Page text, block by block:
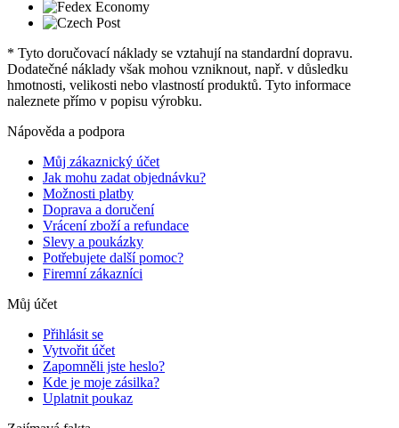
* Tyto doručovací náklady se vztahují na standardní dopravu.
Dodatečné náklady však mohou vzniknout, např. v důsledku
hmotnosti, velikosti nebo vlastností produktů. Tyto informace
naleznete přímo v popisu výrobku.
Nápověda a podpora
Můj zákaznický účet
Jak mohu zadat objednávku?
Možnosti platby
Doprava a doručení
Vrácení zboží a refundace
Slevy a poukázky
Potřebujete další pomoc?
Firemní zákazníci
Můj účet
Přihlásit se
Vytvořit účet
Zapomněli jste heslo?
Kde je moje zásilka?
Uplatnit poukaz